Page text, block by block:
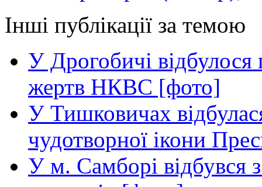
Інші публікації за темою
У Дрогобичі відбулося
жертв НКВС [фото]
У Тишковичах
чудотворної ікони
У м. Самборі відбувся